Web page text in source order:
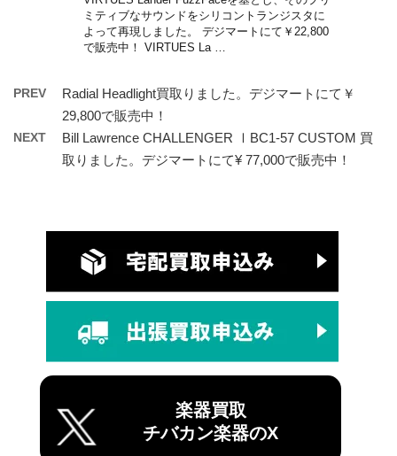
ミティブなサウンドをシリコントランジスタに
よって再現しました。 デジマートにて￥22,800
で販売中！ VIRTUES La …
PREV
Radial Headlight買取りました。デジマートにて￥
29,800で販売中！
NEXT
Bill Lawrence CHALLENGER ⅠBC1-57 CUSTOM 買
取りました。デジマートにて¥ 77,000で販売中！
楽器買取
チバカン楽器のX